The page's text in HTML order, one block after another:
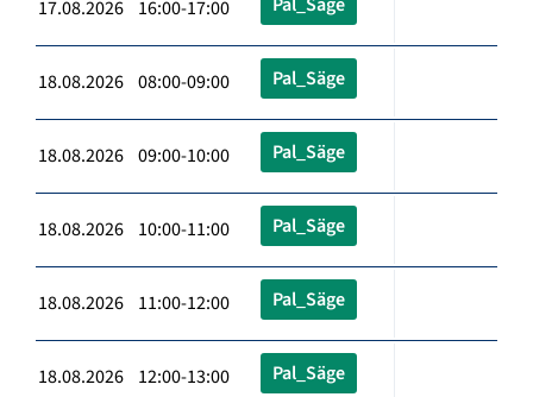
17.08.2026 16:00-17:00
18.08.2026 08:00-09:00 Pal_Säge
18.08.2026 09:00-10:00 Pal_Säge
18.08.2026 10:00-11:00 Pal_Säge
18.08.2026 11:00-12:00 Pal_Säge
18.08.2026 12:00-13:00 Pal_Säge